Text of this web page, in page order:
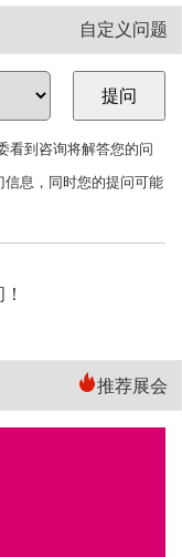
自定义问题
看到咨询将解答您的问
息，同时您的提问可能
推荐展会